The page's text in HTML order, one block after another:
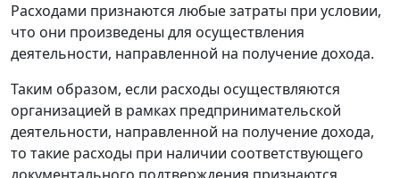
Расходами признаются любые затраты при условии,
что они произведены для осуществления
деятельности, направленной на получение дохода.
Таким образом, если расходы осуществляются
организацией в рамках предпринимательской
деятельности, направленной на получение дохода,
то такие расходы при наличии соответствующего